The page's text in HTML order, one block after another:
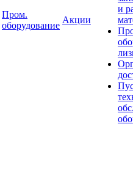
Пром.
оборудование
Акции
и